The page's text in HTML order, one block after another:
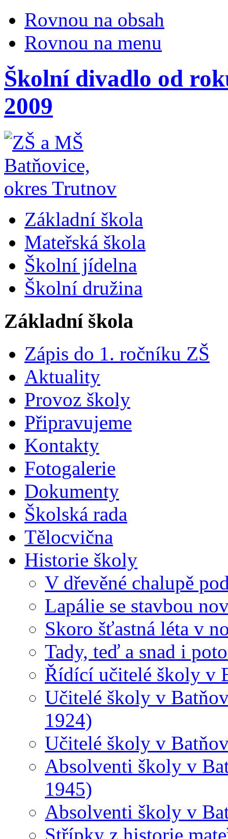
Rovnou na obsah
Rovnou na menu
Školní divadlo od
2009
Základní škola
Mateřská škola
Školní jídelna
Školní družina
Základní škola
Zápis do 1. ročníku ZŠ
Aktuality
Provoz školy
Připravujeme
Kontakty
Fotogalerie
Dokumenty
Školská rada
Tělocvična
Historie školy
V dřevěné chalupě
Lapálie se stavbou
Skoro šťastná léta v
Tady, teď a snad i
Řídící učitelé školy v
Učitelé školy v
1924)
Učitelé školy v
Absolventi školy v
1945)
Absolventi školy v